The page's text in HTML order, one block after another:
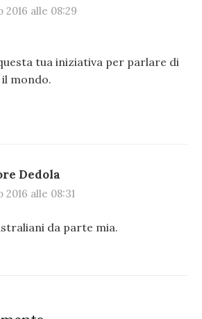
2016 alle 08:29
tua iniziativa per parlare di
mondo.
Dedola
2016 alle 08:31
da parte mia.